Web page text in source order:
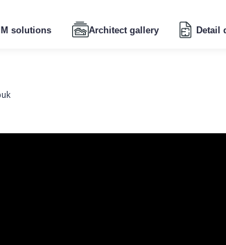
solutions Architect gallery Detail